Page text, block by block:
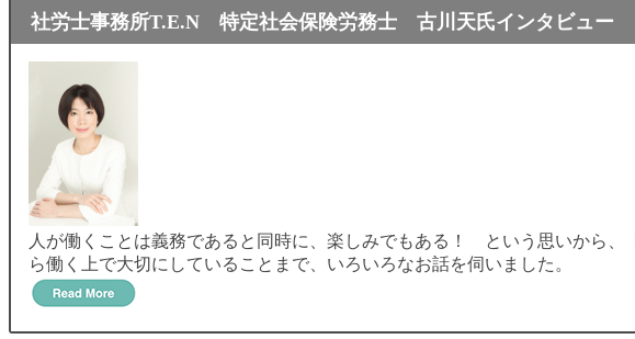
社労士事務所T.E.N 特定社会保険労務士 古川天氏インタビュー
人が働くことは義務であると同時に、楽しみでもある！ という思いから
ら働く上で大切にしていることまで、いろいろなお話を伺いました。